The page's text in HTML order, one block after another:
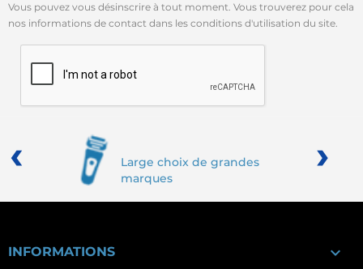
Vous pouvez vous désinscrire à tout moment. Vous trouverez pour cela
nos informations de contact dans les conditions d'utilisation du site.
Large choix de grandes
marques
‹ ›
INFORMATIONS 